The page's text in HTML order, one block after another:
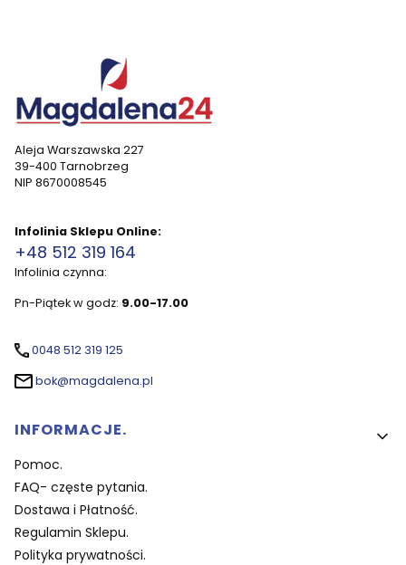
Aleja Warszawska 227
39-400 Tarnobrzeg
NIP 8670008545
Infolinia Sklepu Online:
+48 512 319 164
Infolinia czynna:
Pn-Piątek w godz: 9.00-17.00
0048 512 319 125
bok@magdalena.pl
Linki w stopce
INFORMACJE.
Pomoc.
FAQ- częste pytania.
Dostawa i Płatność.
Regulamin Sklepu.
Polityka prywatności.